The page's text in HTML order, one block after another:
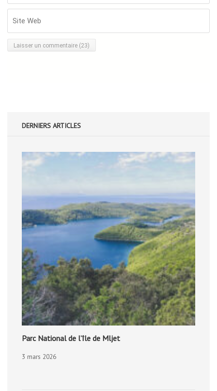
DERNIERS ARTICLES
Parc National de l’île de Mljet
3 mars 2026